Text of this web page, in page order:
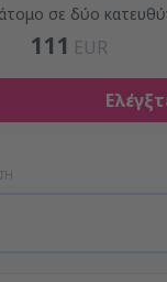
σε δύο
111 EUR